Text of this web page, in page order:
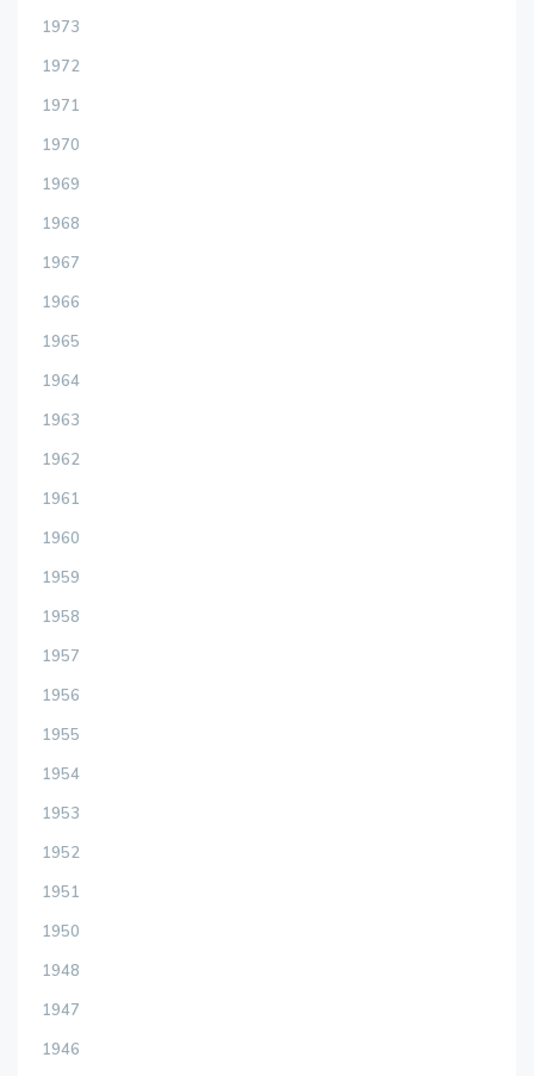
1973
1972
1971
1970
1969
1968
1967
1966
1965
1964
1963
1962
1961
1960
1959
1958
1957
1956
1955
1954
1953
1952
1951
1950
1948
1947
1946